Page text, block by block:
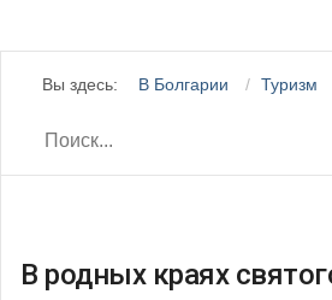
Вы здесь: В Болгарии Туризм
В родных краях